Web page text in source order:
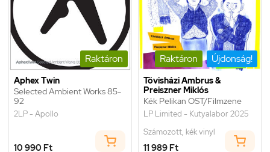
Raktáron
Aphex Twin
Selected Ambient Works 85-
92
2LP - Apollo
10 990 Ft
Raktáron Újdonság!
Tövisházi Ambrus &
Preiszner Miklós
Kék Pelikan OST/Filmzene
LP Limited - Kutyalabor 2025
Számozott, kék vinyl
11 989 Ft